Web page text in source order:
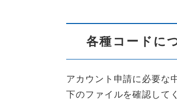
各種コードに
アカウント申請に必要な
下のファイルを確認して